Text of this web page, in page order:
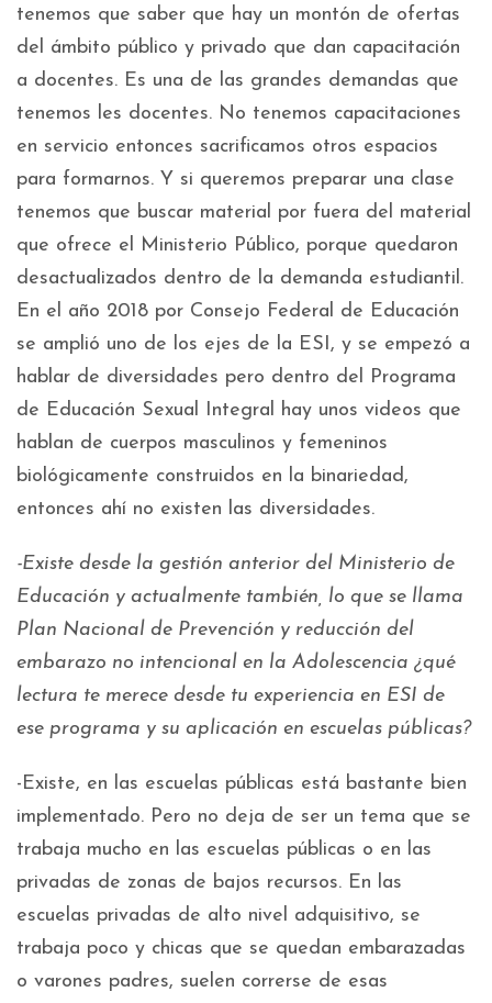
tenemos que saber que hay un montón de ofertas
del ámbito público y privado que dan capacitación
a docentes. Es una de las grandes demandas que
tenemos les docentes. No tenemos capacitaciones
en servicio entonces sacrificamos otros espacios
para formarnos. Y si queremos preparar una clase
tenemos que buscar material por fuera del material
que ofrece el Ministerio Público, porque quedaron
desactualizados dentro de la demanda estudiantil.
En el año 2018 por Consejo Federal de Educación
se amplió uno de los ejes de la ESI, y se empezó a
hablar de diversidades pero dentro del Programa
de Educación Sexual Integral hay unos videos que
hablan de cuerpos masculinos y femeninos
biológicamente construidos en la binariedad,
entonces ahí no existen las diversidades.
-Existe desde la gestión anterior del Ministerio de
Educación y actualmente también, lo que se llama
Plan Nacional de Prevención y reducción del
embarazo no intencional en la Adolescencia ¿qué
lectura te merece desde tu experiencia en ESI de
ese programa y su aplicación en escuelas públicas?
-Existe, en las escuelas públicas está bastante bien
implementado. Pero no deja de ser un tema que se
trabaja mucho en las escuelas públicas o en las
privadas de zonas de bajos recursos. En las
escuelas privadas de alto nivel adquisitivo, se
trabaja poco y chicas que se quedan embarazadas
o varones padres, suelen correrse de esas